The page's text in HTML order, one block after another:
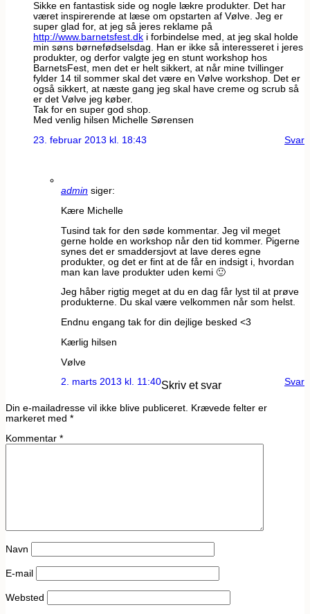
Sikke en fantastisk side og nogle lækre produkter. Det har
været inspirerende at læse om opstarten af Vølve. Jeg er
super glad for, at jeg så jeres reklame på
http://www.barnetsfest.dk i forbindelse med, at jeg skal holde
min søns børnefødselsdag. Han er ikke så interesseret i jeres
produkter, og derfor valgte jeg en stunt workshop hos
BarnetsFest, men det er helt sikkert, at når mine tvillinger
fylder 14 til sommer skal det være en Vølve workshop. Det er
også sikkert, at næste gang jeg skal have creme og scrub så
er det Vølve jeg køber.
Tak for en super god shop.
Med venlig hilsen Michelle Sørensen
23. februar 2013 kl. 18:43
Svar
admin siger:
Kære Michelle
Tusind tak for den søde kommentar. Jeg vil meget
gerne holde en workshop når den tid kommer. Pigerne
synes det er smaddersjovt at lave deres egne
produkter, og det er fint at de får en indsigt i, hvordan
man kan lave produkter uden kemi 🙂
Jeg håber rigtig meget at du en dag får lyst til at prøve
produkterne. Du skal være velkommen når som helst.
Endnu engang tak for din dejlige besked <3
Kærlig hilsen
Vølve
2. marts 2013 kl. 11:40
Svar
Skriv et svar
Din e-mailadresse vil ikke blive publiceret.
Krævede felter er
markeret med *
Kommentar *
Navn
E-mail
Websted